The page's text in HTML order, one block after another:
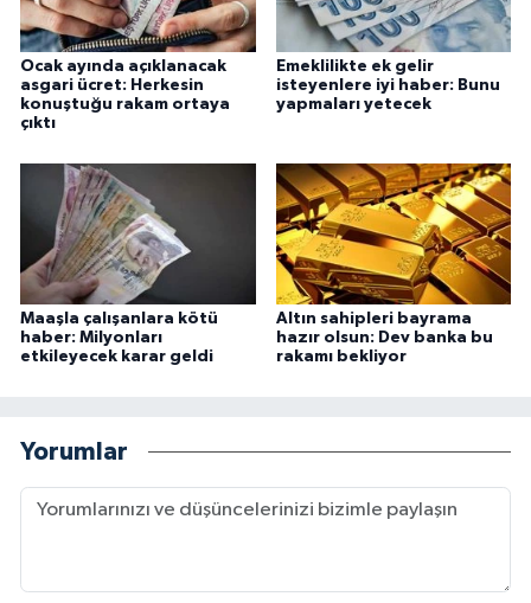
Ocak ayında açıklanacak
asgari ücret: Herkesin
konuştuğu rakam ortaya
çıktı
Emeklilikte ek gelir
isteyenlere iyi haber: Bunu
yapmaları yetecek
Maaşla çalışanlara kötü
haber: Milyonları
etkileyecek karar geldi
Altın sahipleri bayrama
hazır olsun: Dev banka bu
rakamı bekliyor
Yorumlar